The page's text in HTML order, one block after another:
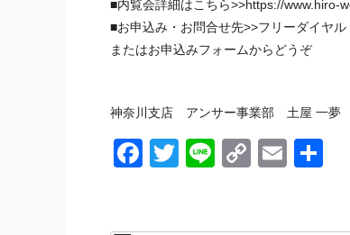
■内覧会詳細はこちら>>https://www.hiro-
■お申込み・お問合せ先>>フリーダイヤル
またはお申込みフォームからどうぞ
神奈川 支店 アンサー事業部 土屋 一夢
Facebook
Twitter
LineCopyEmail